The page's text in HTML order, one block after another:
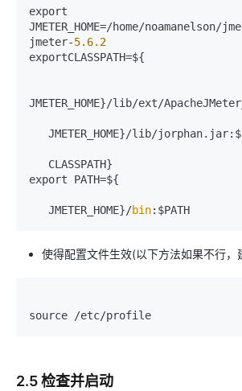
export
JMETER_HOME=/home/noamanelson/
jmeter-5.6.2
exportCLASSPATH=${
JMETER_HOME}/lib/ext/
export PATH=${
   JMETER_HOME}/
bin
使得配置文件生效(以下方法如果不行，
2.5 检查并启动